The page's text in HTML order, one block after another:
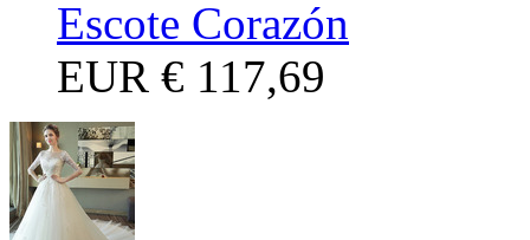
Escote Corazón
EUR € 117,69